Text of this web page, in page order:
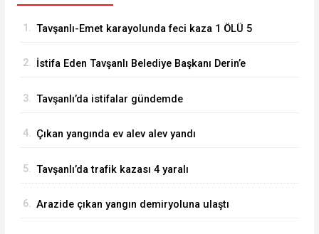
1. Tavşanlı-Emet karayolunda feci kaza 1 ÖLÜ 5
2. İstifa Eden Tavşanlı Belediye Başkanı Derin’e
3. Tavşanlı’da istifalar gündemde
4. Çıkan yangında ev alev alev yandı
5. Tavşanlı’da trafik kazası 4 yaralı
6. Arazide çıkan yangın demiryoluna ulaştı